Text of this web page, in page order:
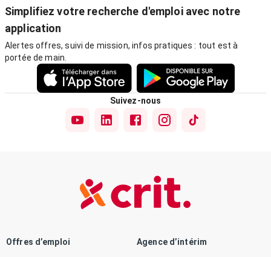
Simplifiez votre recherche d'emploi avec notre
application
Alertes offres, suivi de mission, infos pratiques : tout est à
portée de main.
Suivez-nous
Offres d’emploi Agence d’intérim